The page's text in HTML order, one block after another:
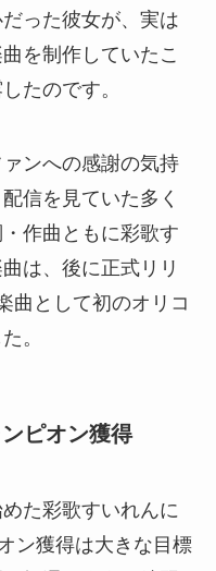
った彼女が、実は
を制作していたこ
たのです。
ンへの感謝の気持
信を見ていた多く
作曲ともに彩歌す
は、後に正式リリ
曲として初のオリコ
。
ピオン獲得
た彩歌すいれんに
ン獲得は大きな目標